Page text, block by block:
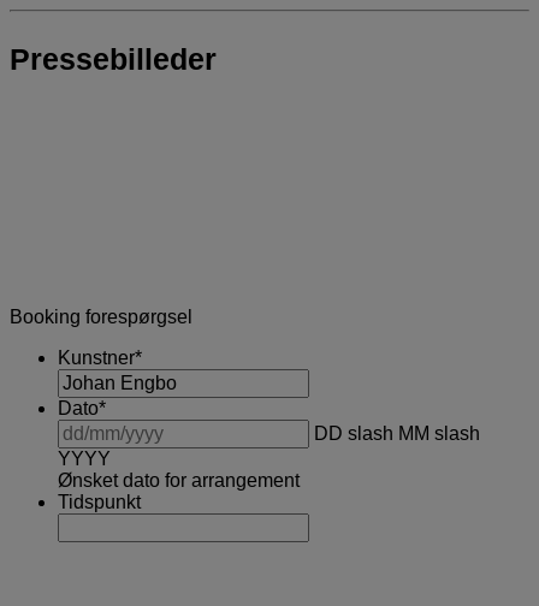
Pressebilleder
Booking forespørgsel
Kunstner*
Dato*
DD slash MM slash
YYYY
Ønsket dato for arrangement
Tidspunkt